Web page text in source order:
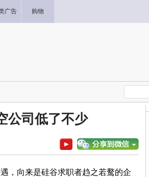
广告 购物
公司低了不少
，向来是硅谷求职者趋之若鹜的企